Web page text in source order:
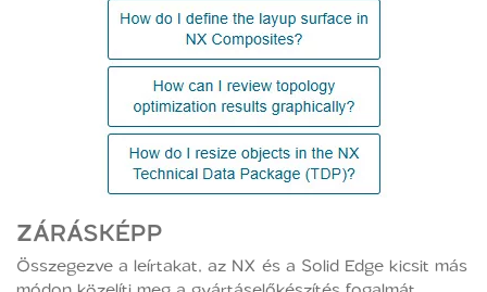
ZÁRÁSKÉPP
Összegezve a leírtakat, az NX és a Solid Edge kicsit más